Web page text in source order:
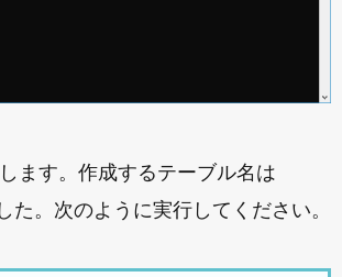
ます。作成するテーブル名は
た。次のように実行してください。